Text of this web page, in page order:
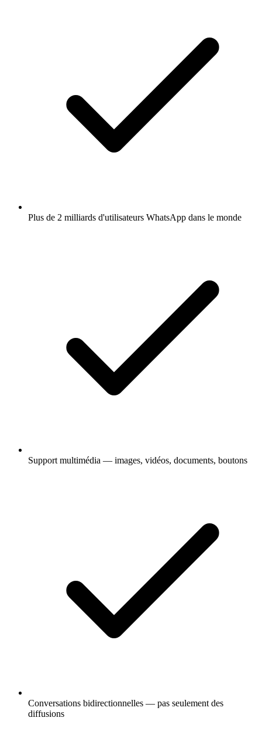
Plus de 2 milliards d'utilisateurs WhatsApp dans le monde
Support multimédia — images, vidéos, documents, boutons
Conversations bidirectionnelles — pas seulement des
diffusions